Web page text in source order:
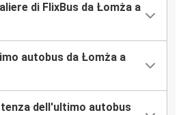
di FlixBus da Łomża a
autobus da Łomża a
dell'ultimo autobus